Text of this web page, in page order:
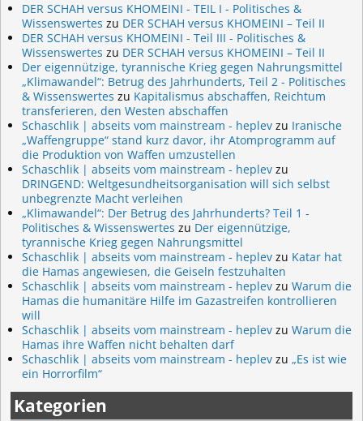
DER SCHAH versus KHOMEINI - TEIL I - Politisches &
Wissenswertes zu DER SCHAH versus KHOMEINI – Teil II
DER SCHAH versus KHOMEINI - Teil III - Politisches &
Wissenswertes zu DER SCHAH versus KHOMEINI – Teil II
Der eigennützige, tyrannische Krieg gegen Nahrungsmittel
„Klimawandel“: Betrug des Jahrhunderts, Teil 2 - Politisches
& Wissenswertes zu Kapitalismus abschaffen, Reichtum
transferieren, den Westen abschaffen
Schaschlik | abseits vom mainstream - heplev zu Iranische
„Waffengruppe“ stand kurz davor, ihr Atomprogramm auf
die Produktion von Waffen umzustellen
Schaschlik | abseits vom mainstream - heplev zu
DRINGEND: Weltgesundheitsorganisation will sich selbst
unbegrenzte Macht verleihen
„Klimawandel“: Der Betrug des Jahrhunderts? Teil 1 -
Politisches & Wissenswertes zu Der eigennützige,
tyrannische Krieg gegen Nahrungsmittel
Schaschlik | abseits vom mainstream - heplev zu Katar hat
die Hamas angewiesen, die Geiseln festzuhalten
Schaschlik | abseits vom mainstream - heplev zu Warum die
Hamas die humanitäre Hilfe im Gazastreifen kontrollieren
will
Schaschlik | abseits vom mainstream - heplev zu Warum die
Hamas ihre Waffen nicht behalten darf
Schaschlik | abseits vom mainstream - heplev zu „Es ist wie
ein Horrorfilm“
Kategorien